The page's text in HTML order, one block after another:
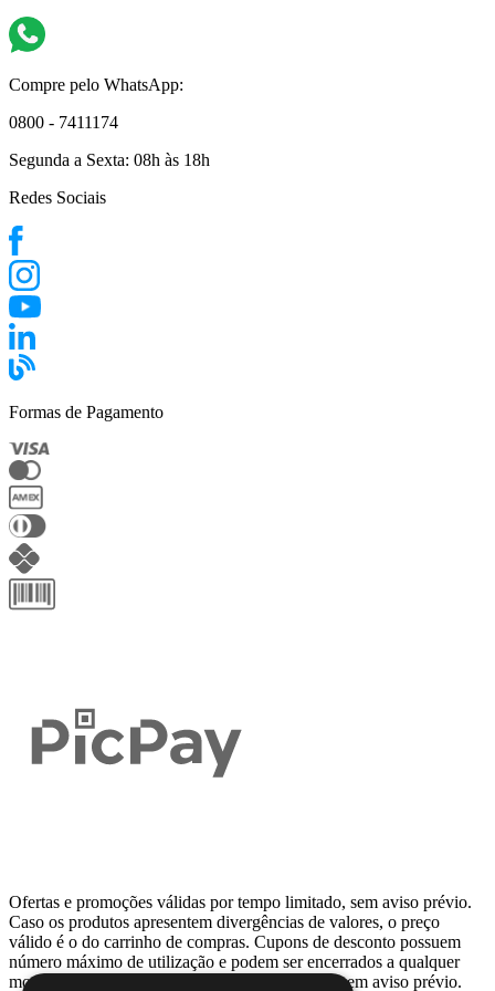
Compre pelo WhatsApp:
0800 - 7411174
Segunda a Sexta: 08h às 18h
Redes Sociais
Formas de Pagamento
Ofertas e promoções válidas por tempo limitado, sem aviso prévio.
Caso os produtos apresentem divergências de valores, o preço
válido é o do carrinho de compras. Cupons de desconto possuem
número máximo de utilização e podem ser encerrados a qualquer
momento, de acordo com sua disponibilidade e sem aviso prévio.